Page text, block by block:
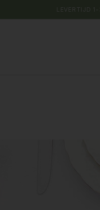
LEVERTIJD